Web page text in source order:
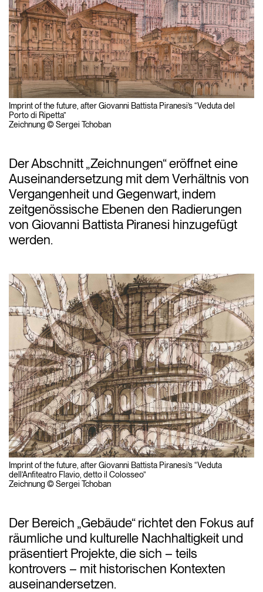
Imprint of the future, after Giovanni Battista Piranesi’s “Veduta del
Porto di Ripetta”
Zeichnung © Sergei Tchoban
Der Abschnitt „Zeichnungen“ eröffnet eine
Auseinandersetzung mit dem Verhältnis von
Vergangenheit und Gegenwart, indem
zeitgenössische Ebenen den Radierungen
von Giovanni Battista Piranesi hinzugefügt
werden.
Imprint of the future, after Giovanni Battista Piranesi’s “Veduta
dell’Anfiteatro Flavio, detto il Colosseo”
Zeichnung © Sergei Tchoban
Der Bereich „Gebäude“ richtet den Fokus auf
räumliche und kulturelle Nachhaltigkeit und
präsentiert Projekte, die sich – teils
kontrovers – mit historischen Kontexten
auseinandersetzen.